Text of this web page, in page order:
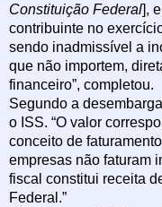
Constituição Federal],
contribuinte no
sendo inadmissível a
que não importem,
financeiro”, completou.
Segundo a
o ISS. “O valor
conceito de
empresas não faturam
fiscal constitui receita
Federal.”